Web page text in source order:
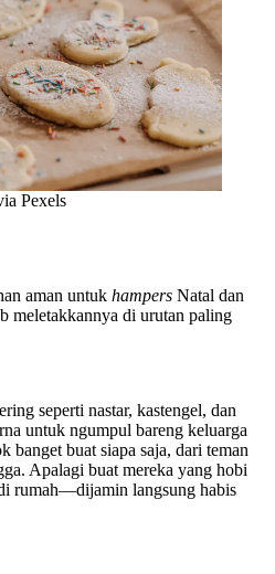
Pexels
aman untuk hampers Natal dan
meletakkannya di urutan paling
seperti nastar, kastengel, dan
untuk ngumpul bareng keluarga
banget buat siapa saja, dari teman
Apalagi buat mereka yang hobi
rumah—dijamin langsung habis